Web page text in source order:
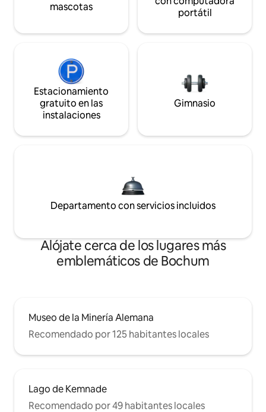
mascotas
portátil
Estacionamiento
gratuito en las
instalaciones
Gimnasio
Departamento con servicios incluidos
Alójate cerca de los lugares más
emblemáticos de Bochum
Museo de la Minería Alemana
Recomendado por 125 habitantes locales
Lago de Kemnade
Recomendado por 49 habitantes locales